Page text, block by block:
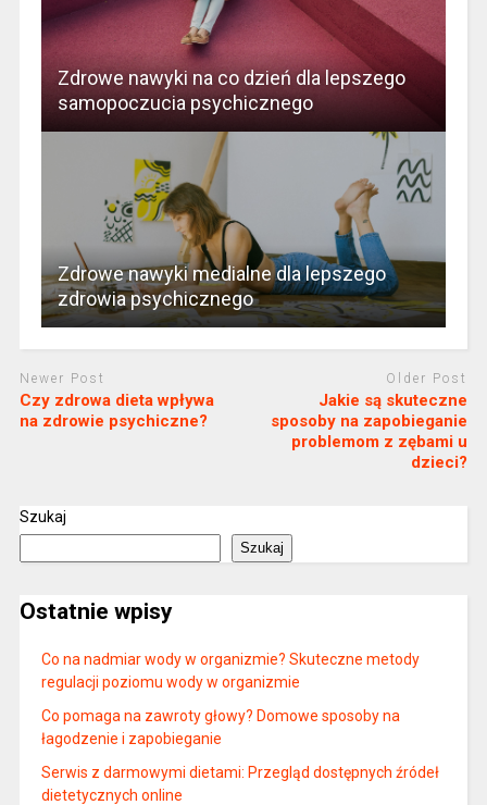
Zdrowe nawyki na co dzień dla lepszego
samopoczucia psychicznego
Zdrowe nawyki medialne dla lepszego
zdrowia psychicznego
Newer Post
Czy zdrowa dieta wpływa
na zdrowie psychiczne?
Older Post
Jakie są skuteczne
sposoby na zapobieganie
problemom z zębami u
dzieci?
Szukaj
Szukaj
Ostatnie wpisy
Co na nadmiar wody w organizmie? Skuteczne metody
regulacji poziomu wody w organizmie
Co pomaga na zawroty głowy? Domowe sposoby na
łagodzenie i zapobieganie
Serwis z darmowymi dietami: Przegląd dostępnych źródeł
dietetycznych online